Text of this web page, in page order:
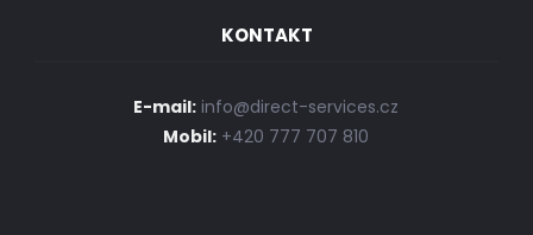
KONTAKT
E-mail: info@direct-services.cz
Mobil: +420 777 707 810